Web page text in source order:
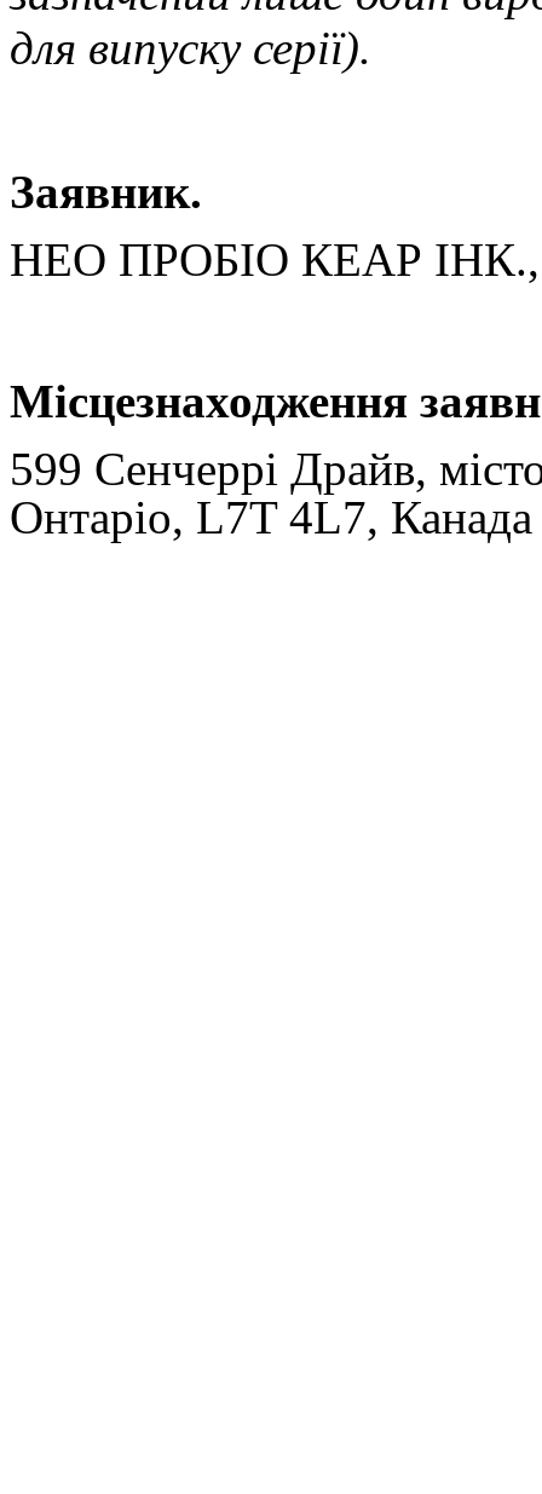
для випуску серії).
Заявник.
НЕО ПРОБІО КЕАР ІНК.,
Місцезнаходження
599 Сенчеррі Драйв,
Онтаріо, L7T 4L7, Канада